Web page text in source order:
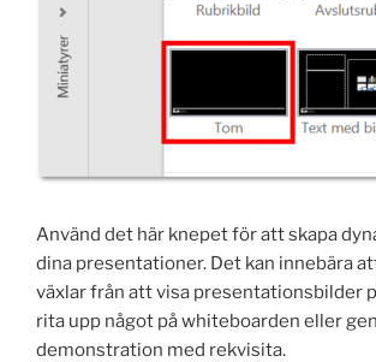
Använd det här knepet för att skapa
dina presentationer. Det kan innebära
växlar från att visa presentationsbilder
rita upp något på whiteboarden eller
demonstration med rekvisita.